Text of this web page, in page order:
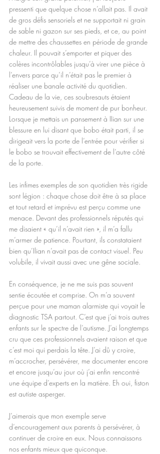
pressenti que quelque chose n’allait pas. Il avait
de gros défis sensoriels et ne supportait ni grain
de sable ni gazon sur ses pieds, et ce, au point
de mettre des chaussettes en période de grande
chaleur. Il pouvait s’emporter et piquer des
colères incontrôlables jusqu’à virer une pièce à
l’envers parce qu’il n’était pas le premier à
réaliser une banale activité du quotidien.
Cadeau de la vie, ces soubresauts étaient
heureusement suivis de moment de pur bonheur.
Lorsque je mettais un pansement à IIian sur une
blessure en lui disant que bobo était parti, il se
dirigeait vers la porte de l’entrée pour vérifier si
le bobo se trouvait effectivement de l’autre côté
de la porte.
Les infimes exemples de son quotidien très rigide
sont légion : chaque chose doit être à sa place
et tout retard et imprévu est perçu comme une
menace. Devant des professionnels réputés qui
me disaient « qu’il n’avait rien », il m’a fallu
m’armer de patience. Pourtant, ils constataient
bien qu’Ilian n’avait pas de contact visuel. Peu
volubile, il vivait aussi avec une gêne sociale.
En conséquence, je ne me suis pas souvent
sentie écoutée et comprise. On m’a souvent
perçue pour une maman alarmiste qui voyait le
diagnostic TSA partout. C’est que j’ai trois autres
enfants sur le spectre de l’autisme. J’ai longtemps
cru que ces professionnels avaient raison et que
c’est moi qui perdais la tête. J’ai dû y croire,
m’accrocher, persévérer, me documenter encore
et encore jusqu’au jour où j’ai enfin rencontré
une équipe d’experts en la matière. Eh oui, fiston
est autiste asperger.
J’aimerais que mon exemple serve
d’encouragement aux parents à persévérer, à
continuer de croire en eux. Nous connaissons
nos enfants mieux que quiconque.